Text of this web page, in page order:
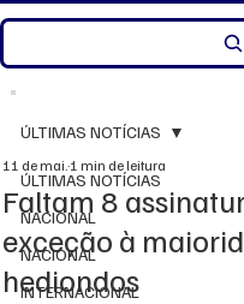
ÚLTIMAS NOTÍCIAS
NACIONAL
NACIONAL
INTERNACIONAL
ÚLTIMAS NOTÍCIAS
Faltam 8
exceção à
hediondos
11 de mai.1 min de leitura